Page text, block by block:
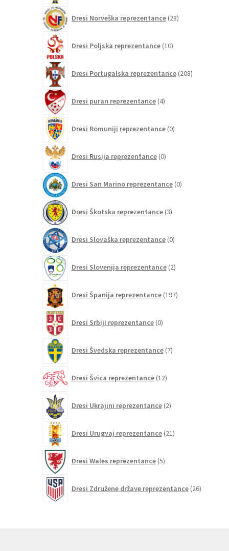
Dresi Norveška reprezentance 28izdelkov
Dresi Poljska reprezentance 10izdelkov
Dresi Portugalska reprezentance 208izdelkov
Dresi puran reprezentance 4izdelki
Dresi Romuniji reprezentance 0izdelkov
Dresi Rusija reprezentance 0izdelkov
Dresi San Marino reprezentance 0izdelkov
Dresi Škotska reprezentance 3izdelki
Dresi Slovaška reprezentance 0izdelkov
Dresi Slovenija reprezentance 2izdelka
Dresi Španija reprezentance 197izdelkov
Dresi Srbiji reprezentance 0izdelkov
Dresi Švedska reprezentance 7izdelkov
Dresi Švica reprezentance 12izdelkov
Dresi Ukrajini reprezentance 2izdelka
Dresi Urugvaj reprezentance 21izdelkov
Dresi Wales reprezentance 5izdelkov
Dresi Združene države reprezentance 26izdelkov